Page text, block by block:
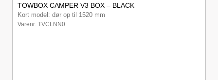
TOWBOX CAMPER V3 BOX – BLACK
Kort model: dør op til 1520 mm
Varenr: TVCLNN0